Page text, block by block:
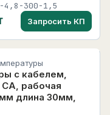
4,8-300-1,5
Запросить КП
с кабелем,
рабочая
длина 30мм,